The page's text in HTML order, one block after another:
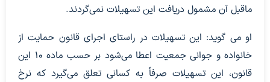
ماقبل آن مشمول دریافت این تسهیلات نمی‌گردند.
او می گوید: این تسهیلات در راستای اجرای قانون حمایت از
خانواده و جوانی جمعیت اعطا می‌شود بر حسب ماده ۱۰ این
قانون، این تسهیلات صرفاً به کسانی تعلق می‌گیرد که نرخ